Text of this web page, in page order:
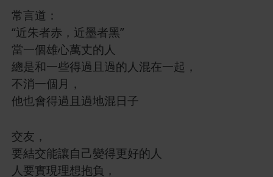
常言道：
“近朱者赤，近墨者黑”
當一個雄心萬丈的人
總是和一些得過且過的人混在一起，
不消一個月，
他也會得過且過地混日子
交友，
要結交能讓自己變得更好的人
人要實現理想抱負，